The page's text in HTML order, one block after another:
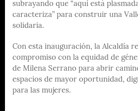
subrayando que “aquí está
caracteriza” para construir una
solidaria.
Con esta inauguración, la Alcaldía
compromiso con la equidad de
de Milena Serrano para abrir
espacios de mayor oportunidad,
para las mujeres.